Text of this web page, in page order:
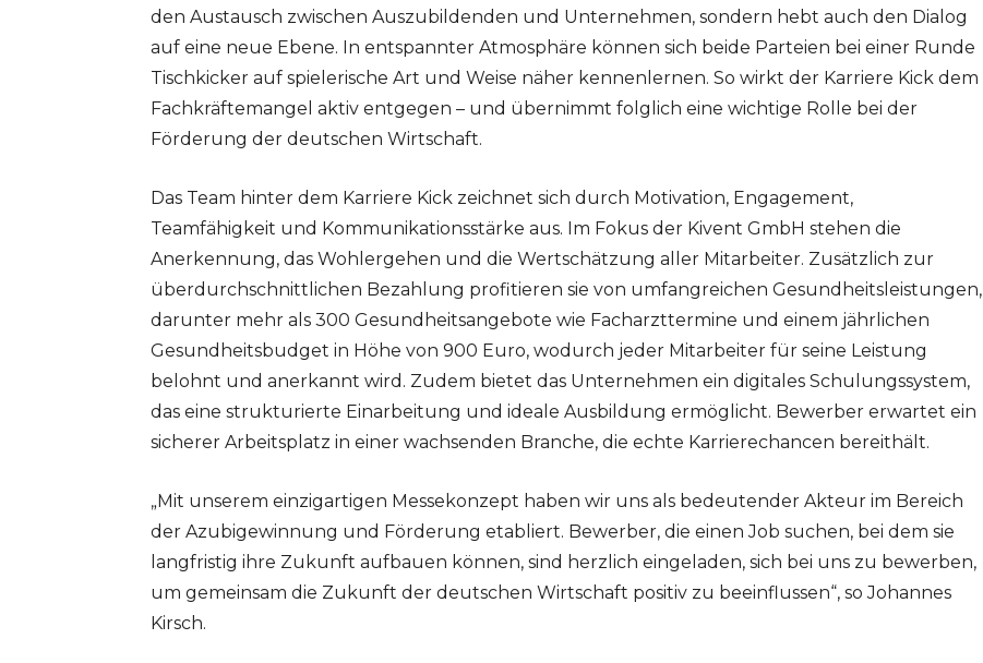
den Austausch zwischen Auszubildenden und Unternehmen, sondern hebt auch den Dialog
auf eine neue Ebene. In entspannter Atmosphäre können sich beide Parteien bei einer Runde
Tischkicker auf spielerische Art und Weise näher kennenlernen. So wirkt der Karriere Kick dem
Fachkräftemangel aktiv entgegen – und übernimmt folglich eine wichtige Rolle bei der
Förderung der deutschen Wirtschaft.
Das Team hinter dem Karriere Kick zeichnet sich durch Motivation, Engagement,
Teamfähigkeit und Kommunikationsstärke aus. Im Fokus der Kivent GmbH stehen die
Anerkennung, das Wohlergehen und die Wertschätzung aller Mitarbeiter. Zusätzlich zur
überdurchschnittlichen Bezahlung profitieren sie von umfangreichen Gesundheitsleistungen,
darunter mehr als 300 Gesundheitsangebote wie Facharzttermine und einem jährlichen
Gesundheitsbudget in Höhe von 900 Euro, wodurch jeder Mitarbeiter für seine Leistung
belohnt und anerkannt wird. Zudem bietet das Unternehmen ein digitales Schulungssystem,
das eine strukturierte Einarbeitung und ideale Ausbildung ermöglicht. Bewerber erwartet ein
sicherer Arbeitsplatz in einer wachsenden Branche, die echte Karrierechancen bereithält.
„Mit unserem einzigartigen Messekonzept haben wir uns als bedeutender Akteur im Bereich
der Azubigewinnung und Förderung etabliert. Bewerber, die einen Job suchen, bei dem sie
langfristig ihre Zukunft aufbauen können, sind herzlich eingeladen, sich bei uns zu bewerben,
um gemeinsam die Zukunft der deutschen Wirtschaft positiv zu beeinflussen“, so Johannes
Kirsch.